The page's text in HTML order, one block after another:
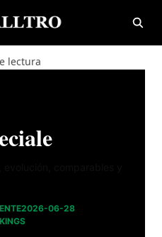
Abrir
lectura
2026-06-28